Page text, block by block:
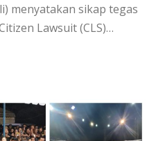
menyatakan sikap tegas
Lawsuit (CLS)…